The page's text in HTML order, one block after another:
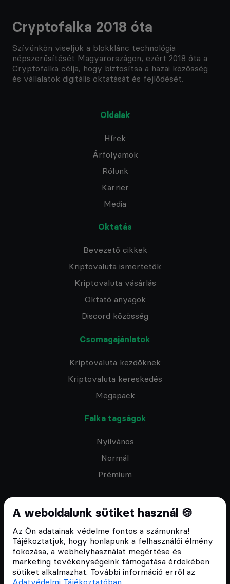
A weboldalunk sütiket használ 🍪
Az Ön adatainak védelme fontos a számunkra!
Tájékoztatjuk, hogy honlapunk a felhasználói élmény
fokozása, a webhelyhasználat megértése és
marketing tevékenységeink támogatása érdekében
sütiket alkalmazhat. További információ erről az
Adatvédelmi Tájékoztatóban
Cryptofalka 2018 óta
Szívünkön viseljük a blokklánc technológia
népszerűsítését Magyarországon, ezért 2018 óta a
Cryptofalka célja, hogy biztosítsa a hazai közösség
és vállalatok digitális oktatását és fejlődését.
Oldalak
Hírek
Árfolyamok
Rólunk
Karrier
Media
Oktatás
Bevezető cikkek
Kriptovaluta ismertetők
Kriptovaluta vásárlás
Oktató anyagok
Discord közösség
Csomagajánlatok
Kriptovaluta kezdőknek
Kriptovaluta kereskedés
Megapack
Falka tagságok
Nyilvános
Normál
Prémium
Feliratkozom a hírlevélre